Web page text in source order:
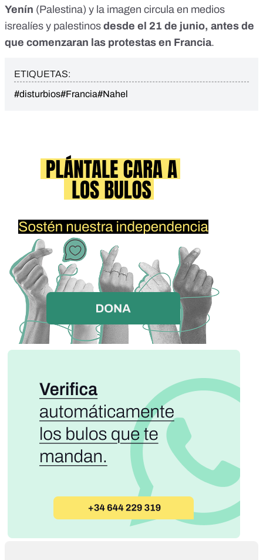
Yenín (Palestina) y la imagen circula en medios
isrealíes y palestinos desde el 21 de junio, antes de
que comenzaran las protestas en Francia.
ETIQUETAS:
#disturbios#Francia#Nahel